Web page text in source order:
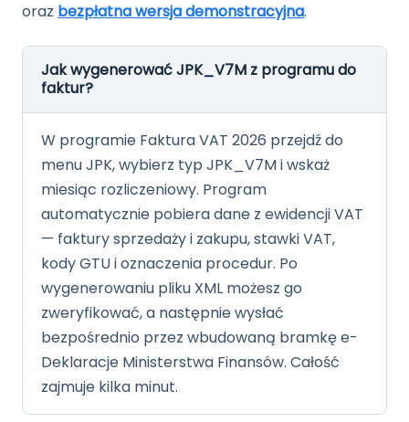
oraz bezpłatna wersja demonstracyjna.
Jak wygenerować JPK_V7M z programu do
faktur?
W programie Faktura VAT 2026 przejdź do
menu JPK, wybierz typ JPK_V7M i wskaż
miesiąc rozliczeniowy. Program
automatycznie pobiera dane z ewidencji VAT
— faktury sprzedaży i zakupu, stawki VAT,
kody GTU i oznaczenia procedur. Po
wygenerowaniu pliku XML możesz go
zweryfikować, a następnie wysłać
bezpośrednio przez wbudowaną bramkę e-
Deklaracje Ministerstwa Finansów. Całość
zajmuje kilka minut.